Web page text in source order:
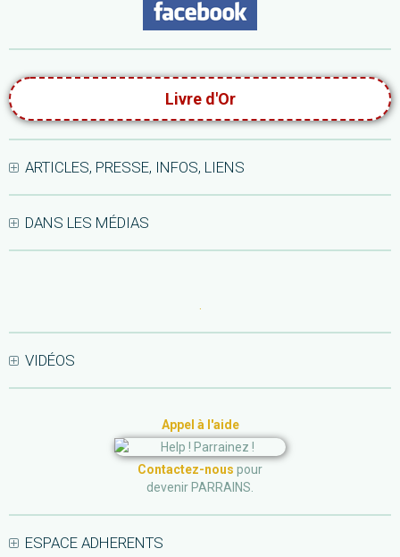
Livre d'Or
ARTICLES, PRESSE, INFOS, LIENS
DANS LES MÉDIAS
VIDÉOS
Appel à l'aide
Contactez-nous pour
devenir PARRAINS.
ESPACE ADHERENTS